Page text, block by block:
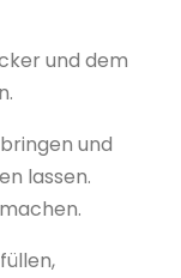
und dem
und
lassen.